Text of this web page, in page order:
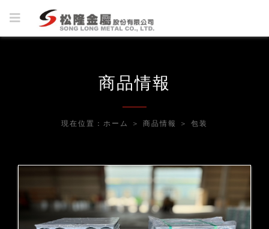
商品情報
現在位置： ホーム ＞ 商品情報 ＞ 包装